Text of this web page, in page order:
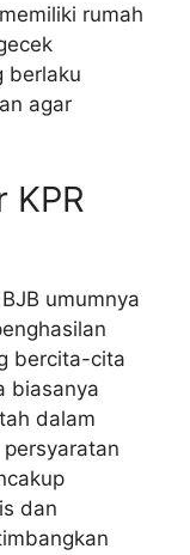
rumah
berlaku
agar
KPR
umumnya
bercita-cita
biasanya
dalam
dan